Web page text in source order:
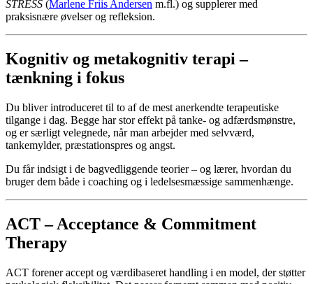
STRESS (Marlene Friis Andersen m.fl.) og supplerermed
praksisnære øvelserog refleksion.
Kognitiv og metakognitiv terapi –
tænkning i fokus
Du bliverintroduceret til to afde mest anerkendte terapeutiske
tilgange i dag. Begge harstoreffekt på tanke- og adfærdsmønstre,
og ersærligt velegnede, nårman arbejdermed selvværd,
tankemylder, præstationspres og angst.
Du fårindsigt i de bagvedliggende teorier – og lærer, hvordan du
brugerdem både i coaching og i ledelsesmæssige sammenhænge.
ACT –Acceptance & Commitment
Therapy
ACT foreneraccept og værdibaseret handling i en model, derstøtter